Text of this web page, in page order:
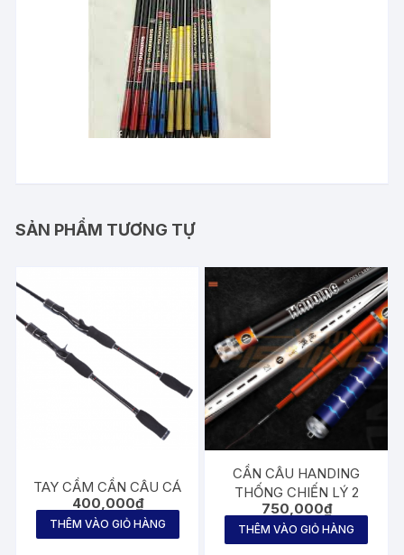
SẢN PHẨM TƯƠNG TỰ
TAY CẦM CẦN CÂU CÁ
400,000₫
THÊM VÀO GIỎ HÀNG
CẦN CÂU HANDING
THỐNG CHIẾN LÝ 2
750,000₫
THÊM VÀO GIỎ HÀNG